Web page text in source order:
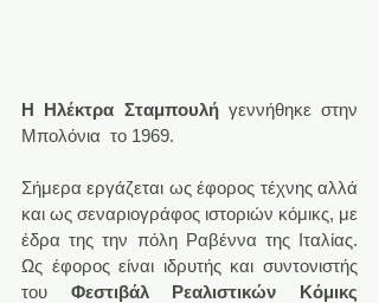
Η Hλέκτρα Σταμπουλή γεννήθηκε στην
Μπολόνια  το 1969.
Σήμερα εργάζεται ως έφορος τέχνης αλλά
και ως σεναριογράφος ιστοριών κόμικς, με
έδρα της την πόλη Ραβέννα της Ιταλίας.
Ως έφορος είναι ιδρυτής και συντονιστής
του Φεστιβάλ Ρεαλιστικών Κόμικς